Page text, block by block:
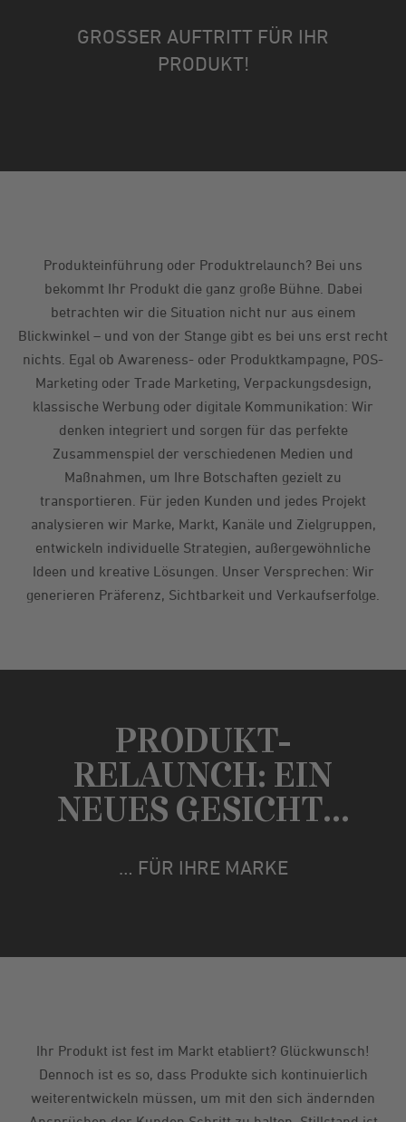
GROSSER AUFTRITT FÜR IHR
PRODUKT!
Produkteinführung oder Produktrelaunch? Bei uns
bekommt Ihr Produkt die ganz große Bühne. Dabei
betrachten wir die Situation nicht nur aus einem
Blickwinkel – und von der Stange gibt es bei uns erst recht
nichts. Egal ob Awareness- oder Produktkampagne, POS-
Marketing oder Trade Marketing, Verpackungsdesign,
klassische Werbung oder digitale Kommunikation: Wir
denken integriert und sorgen für das perfekte
Zusammenspiel der verschiedenen Medien und
Maßnahmen, um Ihre Botschaften gezielt zu
transportieren. Für jeden Kunden und jedes Projekt
analysieren wir Marke, Markt, Kanäle und Zielgruppen,
entwickeln individuelle Strategien, außergewöhnliche
Ideen und kreative Lösungen. Unser Versprechen: Wir
generieren Präferenz, Sichtbarkeit und Verkaufserfolge.
PRODUKT-
RELAUNCH: EIN
NEUES GESICHT…
… FÜR IHRE MARKE
Ihr Produkt ist fest im Markt etabliert? Glückwunsch!
Dennoch ist es so, dass Produkte sich kontinuierlich
weiterentwickeln müssen, um mit den sich ändernden